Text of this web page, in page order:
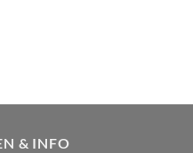
& INFO